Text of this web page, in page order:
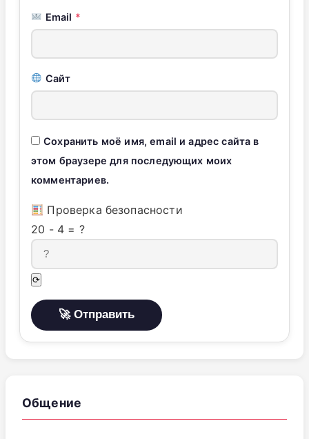
Общение
Email *
Сайт
Сохранить моё имя, email и адрес сайта в
этом браузере для последующих моих
комментариев.
Проверка безопасности
20 - 4 = ?
⟳